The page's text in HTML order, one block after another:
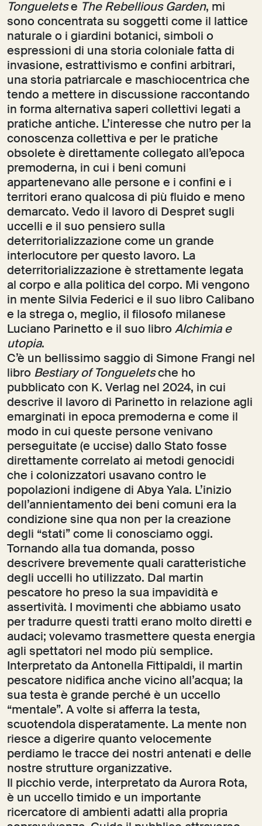
Tongueletse The Rebellious Garden, mi
sono concentrata su soggetti come il lattice
naturale o i giardini botanici, simboli o
espressioni di una storia coloniale fatta di
invasione, estrattivismo e confini arbitrari,
una storia patriarcale e maschiocentrica che
tendo a mettere in discussione raccontando
in forma alternativa saperi collettivi legati a
pratiche antiche. L’interesse che nutro per la
conoscenza collettiva e per le pratiche
obsolete è direttamente collegato all’epoca
premoderna, in cui i beni comuni
appartenevano alle persone e i confini e i
territori erano qualcosa di più fluido e meno
demarcato. Vedo il lavoro di Despret sugli
uccelli e il suo pensiero sulla
deterritorializzazione come un grande
interlocutore per questo lavoro. La
deterritorializzazione è strettamente legata
al corpo e alla politica del corpo. Mi vengono
in mente Silvia Federici e il suo libro Calibano
e la strega o, meglio, il filosofo milanese
Luciano Parinetto e il suo libro Alchimia e
utopia.
C’è un bellissimo saggio di Simone Frangi nel
libro Bestiary of Tongueletsche ho
pubblicato con K. Verlag nel 2024, in cui
descrive il lavoro di Parinetto in relazione agli
emarginati in epoca premoderna e come il
modo in cui queste persone venivano
perseguitate (e uccise) dallo Stato fosse
direttamente correlato ai metodi genocidi
che i colonizzatori usavano contro le
popolazioni indigene di Abya Yala. L’inizio
dell’annientamento dei beni comuni era la
condizione sine qua non per la creazione
degli “stati” come li conosciamo oggi.
Tornando alla tua domanda, posso
descrivere brevemente quali caratteristiche
degli uccelli ho utilizzato. Dal martin
pescatore ho preso la sua impavidità e
assertività. I movimenti che abbiamo usato
per tradurre questi tratti erano molto diretti e
audaci; volevamo trasmettere questa energia
agli spettatori nel modo più semplice.
Interpretato da Antonella Fittipaldi, il martin
pescatore nidifica anche vicino all’acqua; la
sua testa è grande perché è un uccello
“mentale”. A volte si afferra la testa,
scuotendola disperatamente. La mente non
riesce a digerire quanto velocemente
perdiamo le tracce dei nostri antenati e delle
nostre strutture organizzative.
Il picchio verde, interpretato da Aurora Rota,
è un uccello timido e un importante
ricercatore di ambienti adatti alla propria